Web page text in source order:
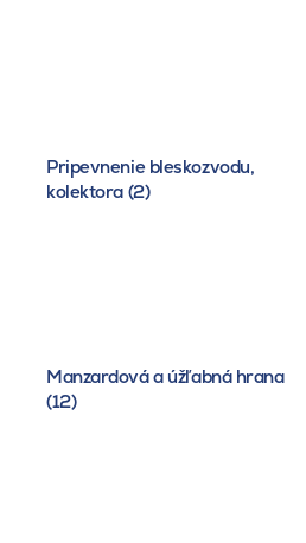
Pripevnenie bleskozvodu,
kolektora (2)
Manzardová a úžľabná hrana
(12)